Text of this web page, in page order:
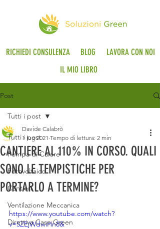
RICHIEDI CONSULENZA BLOG
LAVORA CON NOI
IL MIO LIBRO
Post
Tutti i post
Pompa di Calore
Fotovoltaico
Cantieri
Ventilazione Meccanica
Direttiva Case Green
Tutti i post
CANTIERE AL 110% IN CORSO. QUALI
SONO LE TEMPISTICHE PER
PORTARLO A TERMINE?
Davide Calabrò
1 lug 2021 Tempo di lettura: 2 min
https://www.youtube.com/watch?
v=5ZEjWdwiHn8&